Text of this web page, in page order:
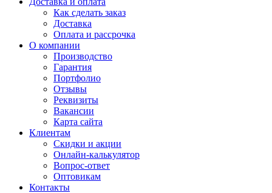
Как сделать заказ
Доставка
Оплата и рассрочка
О компании
Производство
Гарантия
Портфолио
Отзывы
Реквизиты
Вакансии
Карта сайта
Клиентам
Скидки и акции
Онлайн-калькулятор
Вопрос-ответ
Оптовикам
Контакты